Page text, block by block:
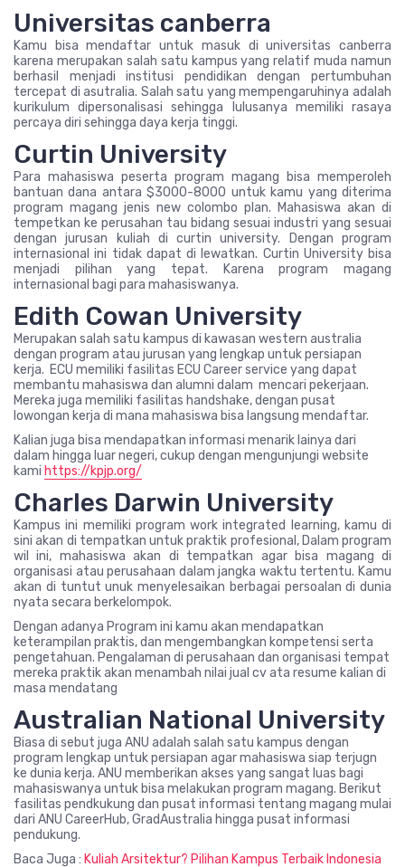
Universitas canberra
Kamu bisa mendaftar untuk masuk di universitas canberra
karena merupakan salah satu kampus yang relatif muda namun
berhasil menjadi institusi pendidikan dengan pertumbuhan
tercepat di asutralia. Salah satu yang mempengaruhinya adalah
kurikulum dipersonalisasi sehingga lulusanya memiliki rasaya
percaya diri sehingga daya kerja tinggi.
Curtin University
Para mahasiswa peserta program magang bisa memperoleh
bantuan dana antara $3000-8000 untuk kamu yang diterima
program magang jenis new colombo plan. Mahasiswa akan di
tempetkan ke perusahan tau bidang sesuai industri yang sesuai
dengan jurusan kuliah di curtin university. Dengan program
internasional ini tidak dapat di lewatkan. Curtin University bisa
menjadi pilihan yang tepat. Karena program magang
internasional bagi para mahasiswanya.
Edith Cowan University
Merupakan salah satu kampus di kawasan western australia
dengan program atau jurusan yang lengkap untuk persiapan
kerja. ECU memiliki fasilitas ECU Career service yang dapat
membantu mahasiswa dan alumni dalam mencari pekerjaan.
Mereka juga memiliki fasilitas handshake, dengan pusat
lowongan kerja di mana mahasiswa bisa langsung mendaftar.
Kalian juga bisa mendapatkan informasi menarik lainya dari
dalam hingga luar negeri, cukup dengan mengunjungi website
kami https://kpjp.org/
Charles Darwin University
Kampus ini memiliki program work integrated learning, kamu di
sini akan di tempatkan untuk praktik profesional, Dalam program
wil ini, mahasiswa akan di tempatkan agar bisa magang di
organisasi atau perusahaan dalam jangka waktu tertentu. Kamu
akan di tuntut unuk menyelesaikan berbagai persoalan di dunia
nyata secara berkelompok.
Dengan adanya Program ini kamu akan mendapatkan
keterampilan praktis, dan mengembangkan kompetensi serta
pengetahuan. Pengalaman di perusahaan dan organisasi tempat
mereka praktik akan menambah nilai jual cv ata resume kalian di
masa mendatang
Australian National University
Biasa di sebut juga ANU adalah salah satu kampus dengan
program lengkap untuk persiapan agar mahasiswa siap terjugn
ke dunia kerja. ANU memberikan akses yang sangat luas bagi
mahasiswanya untuk bisa melakukan program magang. Berikut
fasilitas pendkukung dan pusat informasi tentang magang mulai
dari ANU CareerHub, GradAustralia hingga pusat informasi
pendukung.
Baca Juga : Kuliah Arsitektur? Pilihan Kampus Terbaik Indonesia